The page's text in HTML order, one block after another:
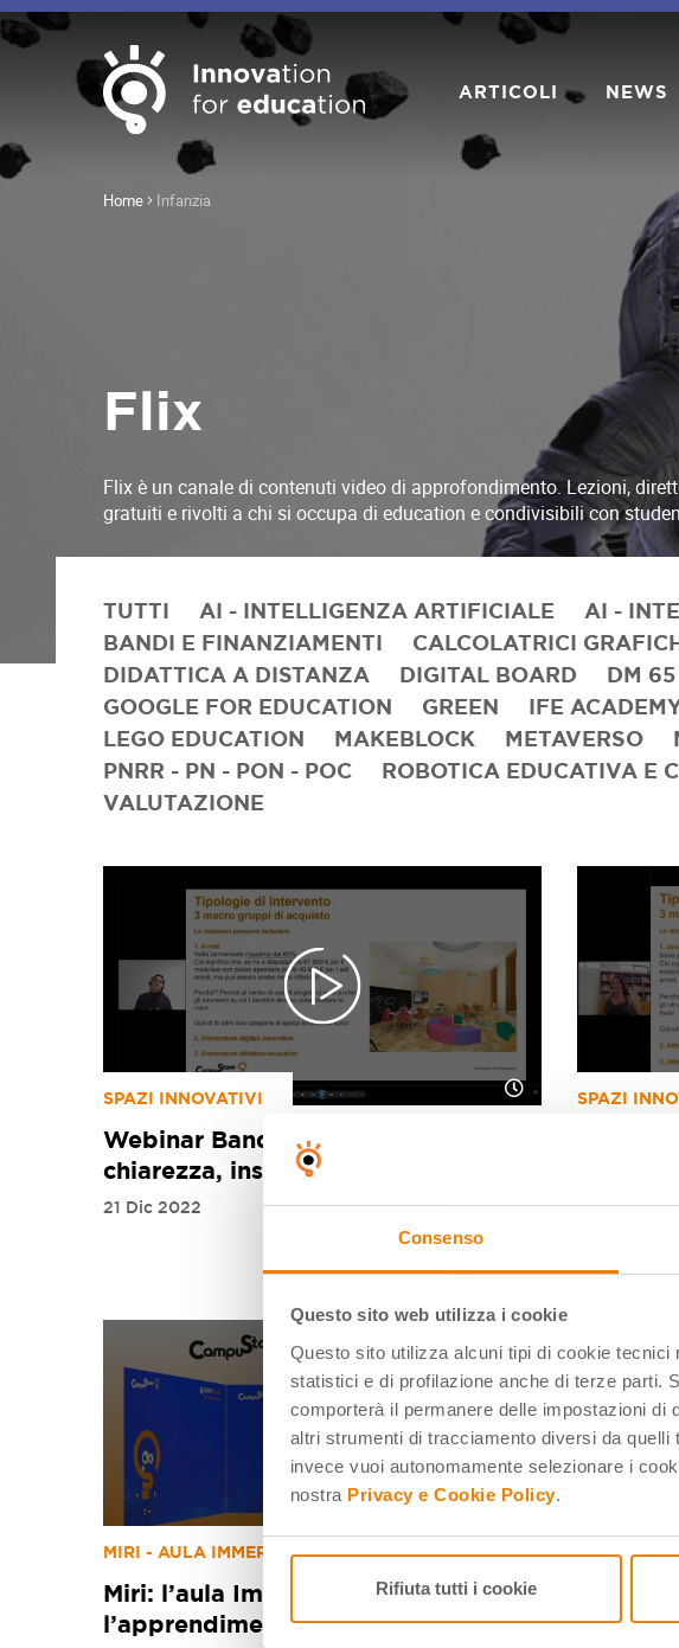
Consenso
Questo sito web utilizza i cookie
Questo sito utilizza alcuni tipi di cookie
statistici e di profilazione anche di terze parti.
comporterà il permanere delle impostazioni di
altri strumenti di tracciamento diversi da
invece vuoi autonomamente selezionare i
nostra Privacy e Cookie Policy.
Rifiuta tutti i cookie
ARTICOLI NEWS
Home Infanzia
Flix
Flix è un canale di contenuti video di approfondimento. Lezioni,
gratuiti e rivolti a chi si occupa di education e condivisibili con
TUTTI AI - INTELLIGENZA ARTIFICIALE AI -
BANDI E FINANZIAMENTI
CALCOLATRICI
DIDATTICA A DISTANZA
DIGITAL BOARD DM
GOOGLE FOR EDUCATION
GREEN IFE
LEGO EDUCATION
MAKEBLOCK METAVERSO
PNRR - PN - PON - POC
ROBOTICA EDUCATIVA E
VALUTAZIONE
SPAZI INNOVATIVI
Webinar Bando Infanzia: facciamo
chiarezza, insieme
21 Dic 2022
SPAZI
con
MIRI - AULA IMMERSIVA
Miri: l’aula Immersiva per
l’apprendimento
MIRI -
Aula